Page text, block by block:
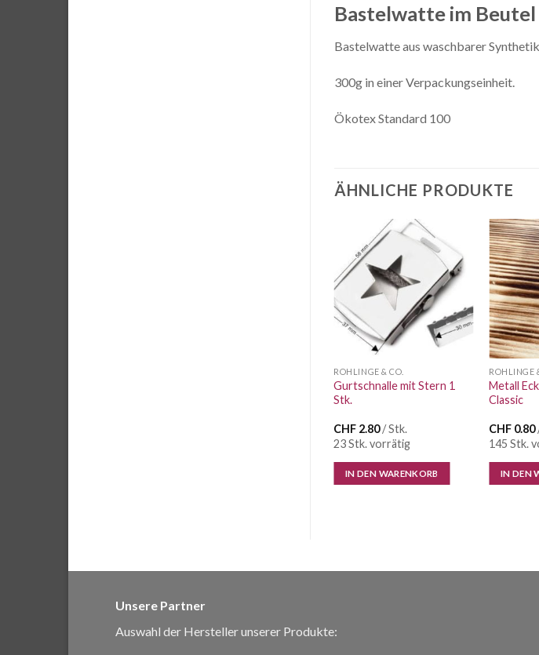
Bastelwatte im Beutel
Bastelwatte aus waschbarer
300g in einer Verpackungseinheit.
Ökotex Standard 100
ÄHNLICHE PRODUKTE
Auf die
Wunschliste
ROHLINGE & CO.
Gurtschnalle mit Stern 1
Stk.
CHF 2.80/ Stk.
23 Stk. vorrätig
IN DEN WARENKORB
ROHLINGE
Metall
Classic
CHF 0.80
145 Stk.
IN DEN
Unsere Partner
Auswahl der Hersteller unserer Produkte: